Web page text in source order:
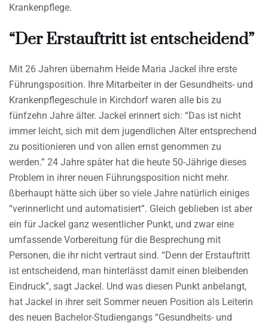
Krankenpflege.
“Der Erstauftritt ist entscheidend”
Mit 26 Jahren übernahm Heide Maria Jackel ihre erste
Führungsposition. Ihre Mitarbeiter in der Gesundheits- und
Krankenpflegeschule in Kirchdorf waren alle bis zu
fünfzehn Jahre älter. Jackel erinnert sich: “Das ist nicht
immer leicht, sich mit dem jugendlichen Alter entsprechend
zu positionieren und von allen ernst genommen zu
werden.” 24 Jahre später hat die heute 50-Jährige dieses
Problem in ihrer neuen Führungsposition nicht mehr.
ßberhaupt hätte sich über so viele Jahre natürlich einiges
“verinnerlicht und automatisiert”. Gleich geblieben ist aber
ein für Jackel ganz wesentlicher Punkt, und zwar eine
umfassende Vorbereitung für die Besprechung mit
Personen, die ihr nicht vertraut sind. “Denn der Erstauftritt
ist entscheidend, man hinterlässt damit einen bleibenden
Eindruck”, sagt Jackel. Und was diesen Punkt anbelangt,
hat Jackel in ihrer seit Sommer neuen Position als Leiterin
des neuen Bachelor-Studiengangs “Gesundheits- und